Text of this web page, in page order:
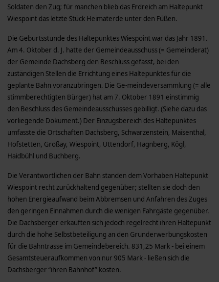
Soldaten den Zug; für manchen blieb das Erdreich am Haltepunkt
Wiespoint das letzte Stück Heimaterde unter den Füßen.
Die Geburtsstunde des Haltepunktes Wiespoint war das Jahr 1891.
Am 4. Oktober d. J. hatte der Gemeindeausschuss (= Gemeinderat)
der Gemeinde Dachsberg den Beschluss gefasst, bei den
zuständigen Stellen die Errichtung eines Haltepunktes für die
geplante Bahn voranzubringen. Die Ge-meindeversammlung (= alle
stimmberechtigten Bürger) hat am 7. Oktober 1891 einstimmig
den Beschluss des Gemeindeausschusses gebilligt. (Siehe dazu das
vorliegende Dokument.) Der Einzugsbereich des Haltepunktes
umfasste die Ortschaften Dachsberg, Schwarzenstein, Maisenthal,
Hofstetten, Großay, Wiespoint, Uttendorf, Hagnberg, Kögl,
Haidbühl und Buchberg.
Die Verantwortlichen der Bahn standen dem Vorhaben Haltepunkt
Wiespoint recht zurückhaltend gegenüber; stellten sie doch den
hohen Energieaufwand beim Abbremsen und Anfahren des Zuges
den geringen Einnahmen durch die wenigen Fahrgäste gegenüber.
Die Dachsberger erkauften sich jedoch regelrecht ihren Haltepunkt
durch die hohe Selbstbeteiligung an den Grunderwerbungskosten
für die Bahntrasse im Gemeindebereich. 831,25 Mark - bei einem
Gesamtsteueraufkommen von nur 905 Mark - ließen sich die
Dachsberger “ihren Bahnhof” kosten.